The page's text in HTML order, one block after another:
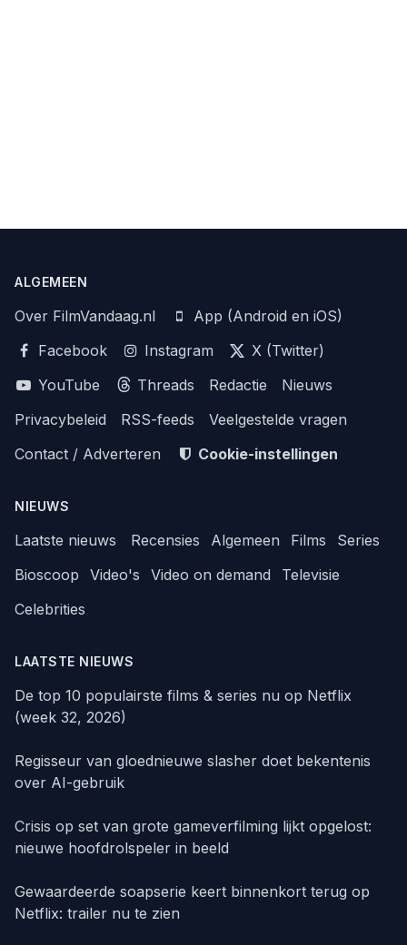
ALGEMEEN
Over FilmVandaag.nl
App (Android en iOS)
Facebook
Instagram
X (Twitter)
YouTube
Threads Redactie
Nieuws
Privacybeleid
RSS-feeds
Veelgestelde vragen
Contact / Adverteren
Cookie-instellingen
NIEUWS
Laatste nieuws Recensies Algemeen Films
Series
Bioscoop
Video's Video on demand
Televisie
Celebrities
LAATSTE NIEUWS
De top 10 populairste films & series nu op Netflix
(week 32, 2026)
Regisseur van gloednieuwe slasher doet bekentenis
over AI-gebruik
Crisis op set van grote gameverfilming lijkt opgelost:
nieuwe hoofdrolspeler in beeld
Gewaardeerde soapserie keert binnenkort terug op
Netflix: trailer nu te zien